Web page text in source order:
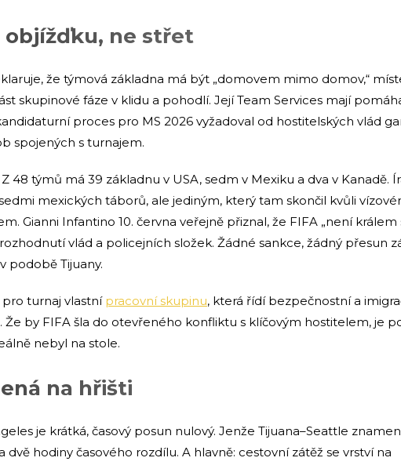
objížďku, ne střet
že týmová základna má být „domovem mimo domov,“
skupinové fáze v klidu a pohodlí. Její Team Services mají
proces pro MS 2026 vyžadoval od hostitelských vlád
spojených s turnajem.
48 týmů má 39 základnu v USA, sedm v Mexiku a dva v Kanadě.
mexických táborů, ale jediným, který tam skončil kvůli
Gianni Infantino 10. června veřejně přiznal, že FIFA „není králem
vlád a policejních složek. Žádné sankce, žádný přesun
podobě Tijuany.
turnaj vlastní pracovní skupinu, která řídí bezpečnostní a
by FIFA šla do otevřeného konfliktu s klíčovým hostitelem, je
nebyl na stole.
na hřišti
je krátká, časový posun nulový. Jenže Tijuana–Seattle
dvě hodiny časového rozdílu. A hlavně: cestovní zátěž se vrství na